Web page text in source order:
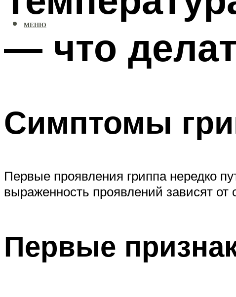
МЕНЮ
— что
Симптомы
Первые проявления гриппа нередко
выраженность проявлений зависят от
Первые